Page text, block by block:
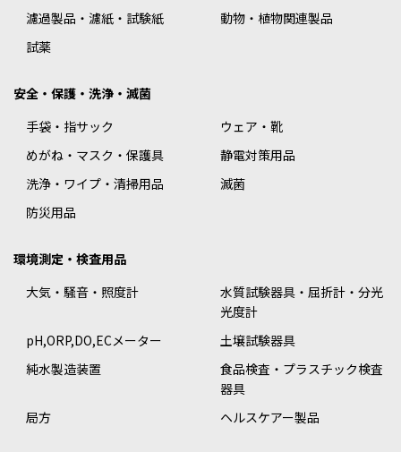
濾過製品・濾紙・試験紙
動物・植物関連製品
試薬
安全・保護・洗浄・滅菌
手袋・指サック
ウェア・靴
めがね・マスク・保護具
静電対策用品
洗浄・ワイプ・清掃用品
滅菌
防災用品
環境測定・検査用品
大気・騒音・照度計
水質試験器具・屈折計・分光
光度計
pH,ORP,DO,ECメーター
土壌試験器具
純水製造装置
食品検査・プラスチック検査
器具
局方
ヘルスケアー製品